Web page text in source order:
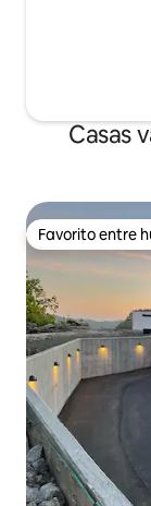
Casas
Favorito entre
Favorito entre